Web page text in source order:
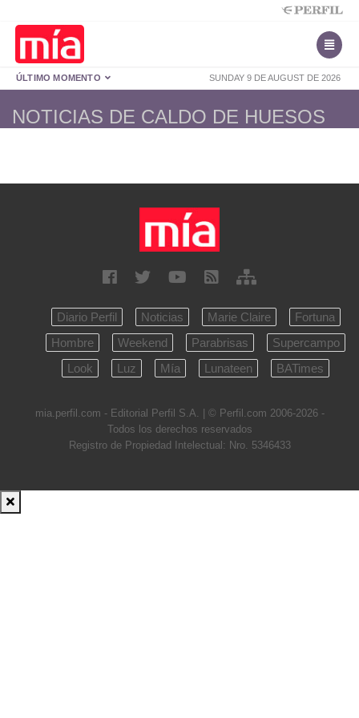
SUNDAY 9 DE AUGUST DE 2026
ÚLTIMO MOMENTO
NOTICIAS DE CALDO DE HUESOS
Diario Perfil Noticias Marie Claire
Fortuna
Hombre
Weekend Parabrisas
Supercampo
Look
Luz Mía Lunateen BATimes
mia.perfil.com - Editorial Perfil S.A. | © Perfil.com 2006-2026 -
Todos los derechos reservados
Registro de Propiedad Intelectual: Nro. 5346433